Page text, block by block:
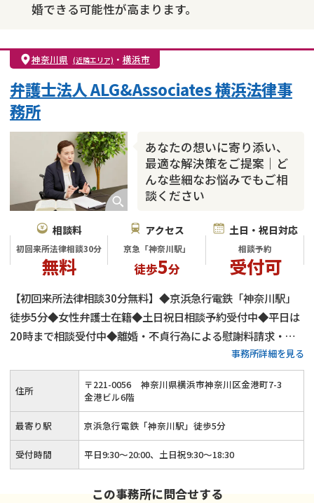
婚できる可能性が高まります。
神奈川県 (近隣エリア) ・ 横浜市
あなたの想いに寄り添い、
最適な解決策をご提案｜ど
んな些細なお悩みでもご相
談ください
弁護士法人 ALG&Associates 横浜法律事
務所
相談料
初回来所法律相談30分
無料
アクセス
京急「神奈川駅」
徒歩5分
土日・祝日対応
相談予約
受付可
【初回来所法律相談30分無料】◆京浜急行電鉄「神奈川駅」
徒歩5分◆女性弁護士在籍◆土日祝日相談予約受付中◆平日は
20時まで相談受付中◆離婚・不貞行為による慰謝料請求・財
産分与・親権・養育費など様々な男女問題に対応◆どんな些細
な離婚問題でも、親身になって対応します
事務所詳細を見る
住所 〒221-0056
神奈川県横浜市神奈川区金港町7-3
金港ビル6階
最寄り駅 京浜急行電鉄「神奈川駅」徒歩5分
受付時間 平日9:30～20:00、土日祝9:30～18:30
この事務所に問合せする